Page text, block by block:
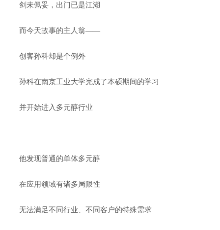
剑未佩妥，出门已是江湖
而今天故事的主人翁——
创客孙科却是个例外
孙科在南京工业大学完成了本硕期间的学习
并开始进入多元醇行业
他发现普通的单体多元醇
在应用领域有诸多局限性
无法满足不同行业、不同客户的特殊需求